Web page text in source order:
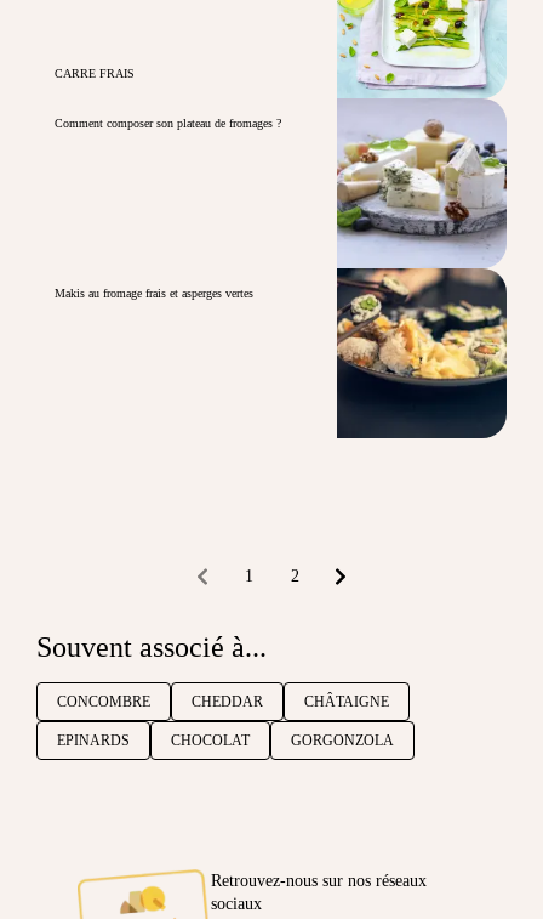
CARRE FRAIS
Comment composer son plateau de fromages ?
Makis au fromage frais et asperges vertes
1 2
Souvent associé à...
CONCOMBRE CHEDDAR CHÂTAIGNE
EPINARDS CHOCOLAT GORGONZOLA
Retrouvez-nous sur nos réseaux
sociaux